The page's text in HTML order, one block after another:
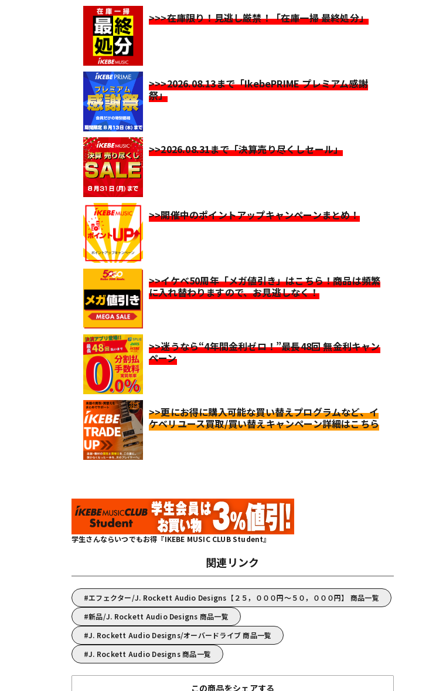
>>>在庫限り！見逃し厳禁！「在庫一掃 最終処分」
>>>2026.08.13まで「IkebePRIME プレミアム感謝
祭」
>>2026.08.31まで「決算売り尽くしセール」
>>開催中のポイントアップキャンペーンまとめ！
>>イケベ50周年「メガ値引き」はこちら！商品は頻繁
に入れ替わりますので、お見逃しなく！
>>迷うなら“4年間金利ゼロ！”最長48回 無金利キャン
ペーン
>>更にお得に購入可能な買い替えプログラムなど、イ
ケベリユース買取/買い替えキャンペーン詳細はこちら
学生さんならいつでもお得『IKEBE MUSIC CLUB Student』
関連リンク
エフェクター/J. Rockett Audio Designs【２５，０００円～５０，０００円】 商品一覧
新品/J. Rockett Audio Designs 商品一覧
J. Rockett Audio Designs/オーバードライブ 商品一覧
J. Rockett Audio Designs 商品一覧
この商品をシェアする